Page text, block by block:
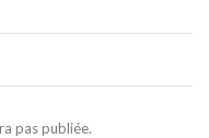
pas publiée.